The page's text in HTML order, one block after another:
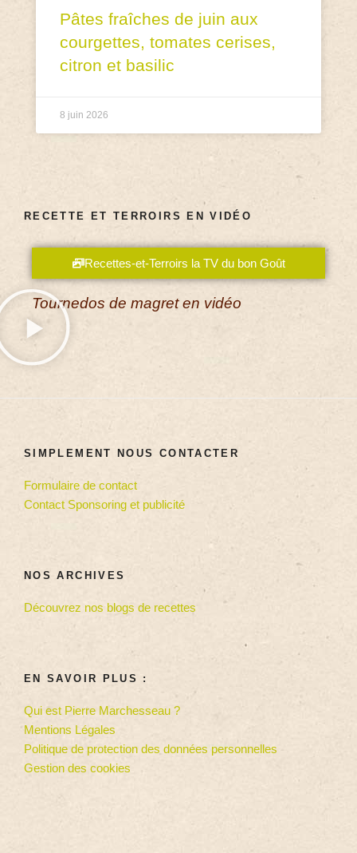
Pâtes fraîches de juin aux
courgettes, tomates cerises,
citron et basilic
8 juin 2026
RECETTE ET TERROIRS EN VIDÉO
Recettes-et-Terroirs la TV du bon Goût
Tournedos de magret en vidéo
SIMPLEMENT NOUS CONTACTER
Formulaire de contact
Contact Sponsoring et publicité
NOS ARCHIVES
Découvrez nos blogs de recettes
EN SAVOIR PLUS :
Qui est Pierre Marchesseau ?
Mentions Légales
Politique de protection des données personnelles
Gestion des cookies